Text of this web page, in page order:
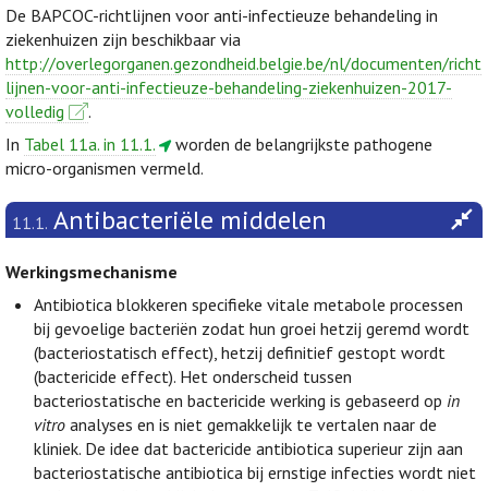
De BAPCOC-richtlijnen voor anti-infectieuze behandeling in
ziekenhuizen zijn beschikbaar via
http://overlegorganen.gezondheid.belgie.be/nl/documenten/richt
lijnen-voor-anti-infectieuze-behandeling-ziekenhuizen-2017-
volledig
.
In Tabel 11a. in 11.1.
worden de belangrijkste pathogene
micro-organismen vermeld.
11.1. Antibacteriële middelen
Werkingsmechanisme
Antibiotica blokkeren specifieke vitale metabole processen
bij gevoelige bacteriën zodat hun groei hetzij geremd wordt
(bacteriostatisch effect), hetzij definitief gestopt wordt
(bactericide effect). Het onderscheid tussen
bacteriostatische en bactericide werking is gebaseerd op in
vitro analyses en is niet gemakkelijk te vertalen naar de
kliniek. De idee dat bactericide antibiotica superieur zijn aan
bacteriostatische antibiotica bij ernstige infecties wordt niet